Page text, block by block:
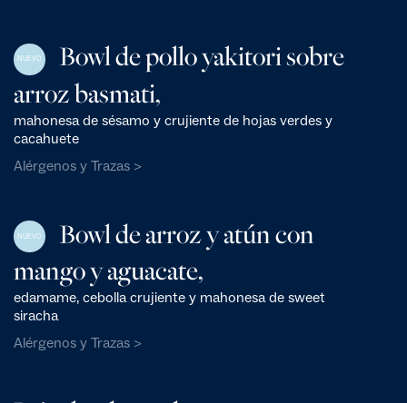
NUEVO
Bowl de pollo yakitori sobre
arroz basmati,
mahonesa de sésamo y crujiente de hojas verdes y
cacahuete
Alérgenos y Trazas >
NUEVO
Bowl de arroz y atún con
mango y aguacate,
edamame, cebolla crujiente y mahonesa de sweet
siracha
Alérgenos y Trazas >